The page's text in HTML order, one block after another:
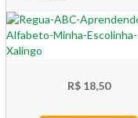
R$ 18,50